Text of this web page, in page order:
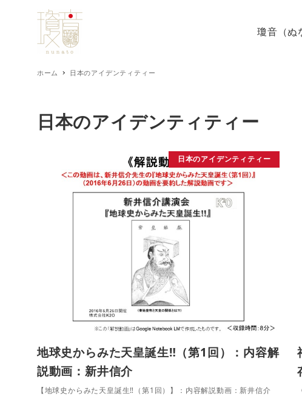
瓊音（ぬ
ホーム 日本のアイデンティティー
日本のアイデンティティー
日本のアイデンティティー
地球史からみた天皇誕生‼（第1回）：内容解
説動画：新井信介
【地球史からみた天皇誕生‼（第1回）】：内容解説動画：新井信介